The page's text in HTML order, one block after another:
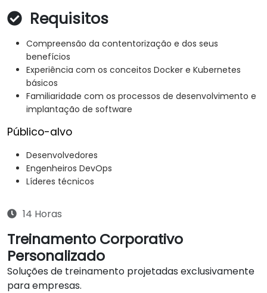
Requisitos
Compreensão da contentorização e dos seus
benefícios
Experiência com os conceitos Docker e Kubernetes
básicos
Familiaridade com os processos de desenvolvimento e
implantação de software
Público-alvo
Desenvolvedores
Engenheiros DevOps
Líderes técnicos
14 Horas
Treinamento Corporativo
Personalizado
Soluções de treinamento projetadas exclusivamente
para empresas.